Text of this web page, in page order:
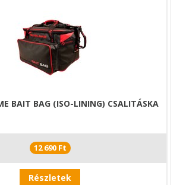
BAIT BAG (ISO-LINING) CSALITÁSKA
12 690 Ft
Részletek